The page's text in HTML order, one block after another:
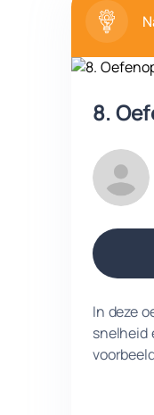
8.
In deze
snelheid